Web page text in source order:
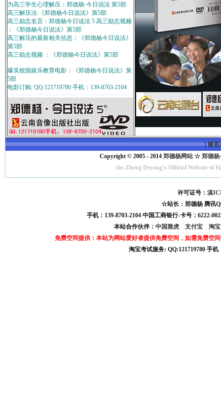
为高三学生心理解压：郑德杨·今日说法 第5部
高三解压法:《郑德杨今日说法》第5部
高三励志名言：郑德杨今日说法 5 高三励志视频
：《郑德杨今日说法》第5部
高三解压的最新相关信息：《郑德杨今日说法》
第5部
高三励志视频 ：《郑德杨今日说法》第5部
爆笑校园娱乐教育电影：《郑德杨今日说法》第
5部
电影订购: QQ:121719780 手机：139-8703-2104
|留言
Copyright © 2005 - 2014 郑德杨网站 ☆ 郑德杨
the Zheng Deyang’s Official Website
许可证号：滇
☆站长：郑德杨 腾讯
手机：139-8703-2104 中国工商银行-卡号：6222-
本站合作伙伴： 中国雅虎 支付宝
淘
免费空间提供：本站为网站爱好者提供免费空间，如需免费空
淘宝考试服务: QQ:121719780 手